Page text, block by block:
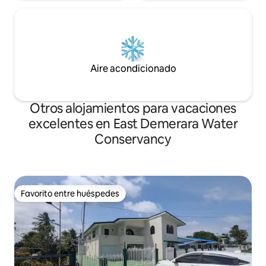
Aire acondicionado
Otros alojamientos para vacaciones
excelentes en East Demerara Water
Conservancy
Favorito entre huéspedes
Favorito entre huéspedes